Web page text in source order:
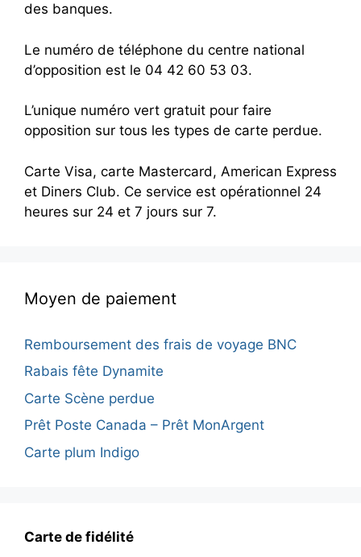
des banques.
Le numéro de téléphone du centre national
d’opposition est le 04 42 60 53 03.
L’unique numéro vert gratuit pour faire
opposition sur tous les types de carte perdue.
Carte Visa, carte Mastercard, American Express
et Diners Club. Ce service est opérationnel 24
heures sur 24 et 7 jours sur 7.
Moyen de paiement
Remboursement des frais de voyage BNC
Rabais fête Dynamite
Carte Scène perdue
Prêt Poste Canada – Prêt MonArgent
Carte plum Indigo
Carte de fidélité